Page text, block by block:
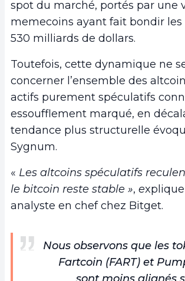
spot du marché, portés par une
memecoins ayant fait bondir les
530 milliards de dollars.
Toutefois, cette dynamique ne
concerner l’ensemble des
actifs purement spéculatifs
essoufflement marqué, en
tendance plus structurelle
Sygnum.
« Les altcoins spéculatifs
le bitcoin reste stable », explique
analyste en chef chez Bitget.
Nous observons que les
Fartcoin (FART) et